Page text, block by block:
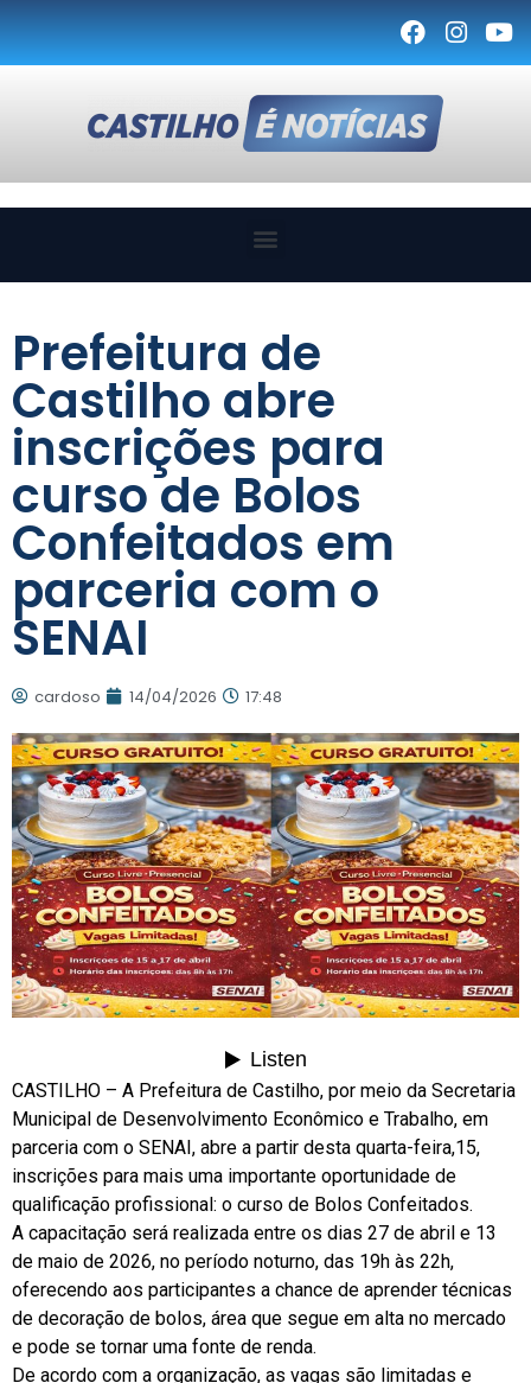
Prefeitura de
Castilho abre
inscrições para
curso de Bolos
Confeitados em
parceria com o
SENAI
cardoso 14/04/2026 17:48
CASTILHO – A Prefeitura de Castilho, por meio da Secretaria
Municipal de Desenvolvimento Econômico e Trabalho, em
parceria com o SENAI, abre a partir desta quarta-feira,15,
inscrições para mais uma importante oportunidade de
qualificação profissional: o curso de Bolos Confeitados.
A capacitação será realizada entre os dias 27 de abril e 13
de maio de 2026, no período noturno, das 19h às 22h,
oferecendo aos participantes a chance de aprender técnicas
de decoração de bolos, área que segue em alta no mercado
e pode se tornar uma fonte de renda.
De acordo com a organização, as vagas são limitadas e